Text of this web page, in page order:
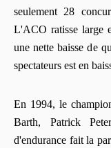
seulement 28
L'ACO ratisse large
une nette baisse de
spectateurs est en
En 1994, le
Barth, Patrick
d'endurance fait la